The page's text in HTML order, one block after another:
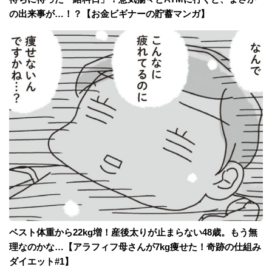
の出来事が…！？【お金ビギナーの貯蓄マンガ】
ベスト体重から22kg増！産後太りが止まらない48歳。もう無
理なのかな…【アラフィフ母さんが7kg痩せた！奇跡の仕組み
ダイエット#1】